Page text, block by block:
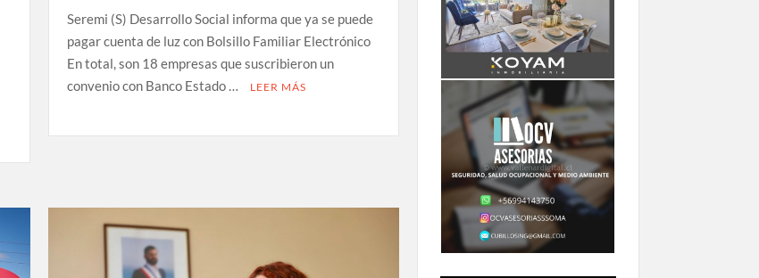
Seremi (S) Desarrollo Social informa que ya se puede
pagar cuenta de luz con Bolsillo Familiar Electrónico
En total, son 18 empresas que suscribieron un
convenio con Banco Estado …
LEER MÁS